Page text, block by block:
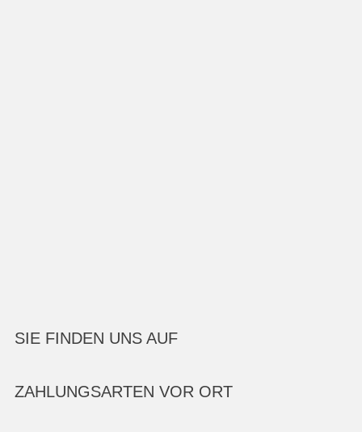
SIE FINDEN UNS AUF
ZAHLUNGSARTEN VOR ORT